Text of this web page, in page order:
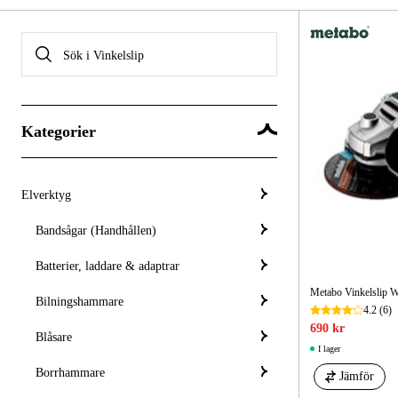
Kategorier
Elverktyg
Bandsågar (Handhållen)
Batterier, laddare & adaptrar
Bilningshammare
Blåsare
Borrhammare
Metabo Vinkelslip
4.2(6)
690 kr
I lager
Jämför